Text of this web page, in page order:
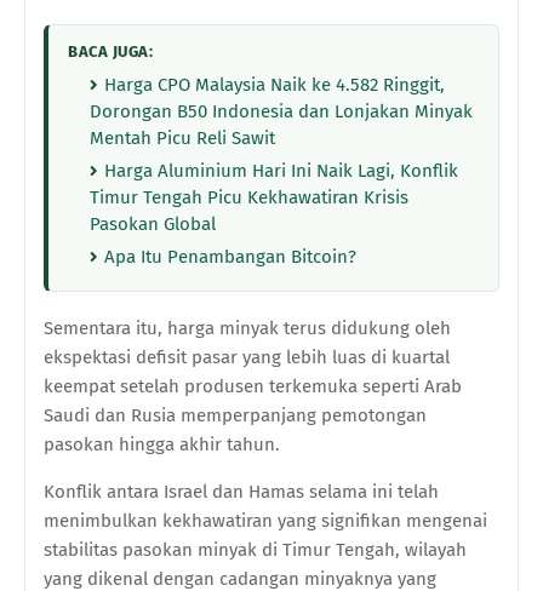
BACA JUGA:
Harga CPO Malaysia Naik ke 4.582 Ringgit,
Dorongan B50 Indonesia dan Lonjakan Minyak
Mentah Picu Reli Sawit
Harga Aluminium Hari Ini Naik Lagi, Konflik
Timur Tengah Picu Kekhawatiran Krisis
Pasokan Global
Apa Itu Penambangan Bitcoin?
Sementara itu, harga minyak terus didukung oleh
ekspektasi defisit pasar yang lebih luas di kuartal
keempat setelah produsen terkemuka seperti Arab
Saudi dan Rusia memperpanjang pemotongan
pasokan hingga akhir tahun.
Konflik antara Israel dan Hamas selama ini telah
menimbulkan kekhawatiran yang signifikan mengenai
stabilitas pasokan minyak di Timur Tengah, wilayah
yang dikenal dengan cadangan minyaknya yang